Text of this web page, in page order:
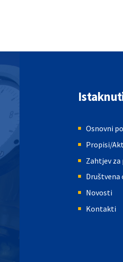
Osnovni
Propisi/
Zahtjev
Novosti
Kontakti